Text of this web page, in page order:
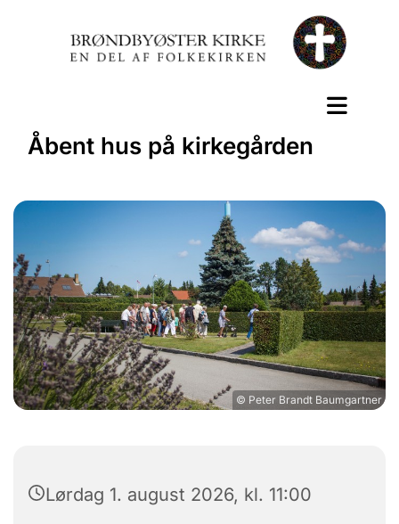
Åbent hus på kirkegården
© Peter Brandt Baumgartner
Lørdag 1. august 2026, kl. 11:00